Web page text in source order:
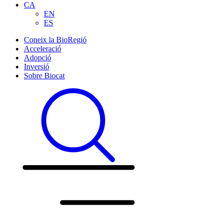
CA
EN
ES
Coneix la BioRegió
Acceleració
Adopció
Inversió
Sobre Biocat